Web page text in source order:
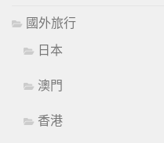
國外旅行
日本
澳門
香港